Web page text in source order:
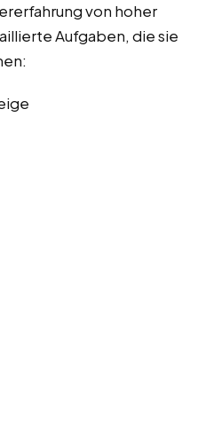
von hoher
Aufgaben, die sie